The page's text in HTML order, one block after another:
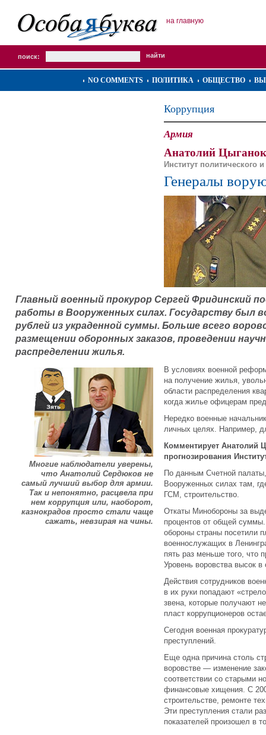
на главную
поиск:
NO COMMENTS ПОЛИТИКА ОБЩЕСТВО
Коррупция
Армия
Анатолий
Институт политического
Генералы
Главный военный прокурор Сергей Фридинский
работы в Вооруженных силах. Государству был
рублей из украденной суммы. Больше всего
размещении оборонных заказов, проведении
распределении жилья.
Многие наблюдатели уверены,
что Анатолий Сердюков не
самый лучший выбор для армии.
Так и непонятно, расцвела при
нем коррупция или, наоборот,
казнокрадов просто стали чаще
сажать, невзирая на чины.
В условиях военной
на получение жилья,
области распределения
когда жилье офицерам
Нередко военные
личных целях. Например,
Комментирует Анатолий
прогнозирования
По данным Счетной
Вооруженных силах там,
ГСМ, строительство.
Откаты Минобороны за
процентов от общей
обороны страны посетили
военнослужащих в
пять раз меньше того, что
Уровень воровства высок
Действия сотрудников
в их руки попадают
звена, которые получают
пласт коррупционеров
Сегодня военная
преступлений.
Еще одна причина столь
воровстве — изменение
соответствии со старыми
финансовые хищения. С
строительстве, ремонте
Эти преступления стали
показателей произошел в